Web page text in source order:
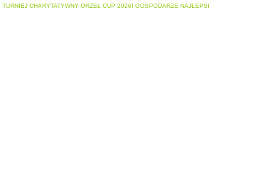
TURNIEJ CHARYTATYWNY ORZEŁ CUP 2026! GOSPODARZE NAJLEPSI